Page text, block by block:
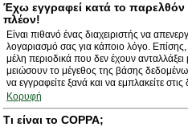
Έχω εγγραφεί κατά το
πλέον!
Είναι πιθανό ένας διαχειριστής να
λογαριασμό σας για κάποιο λόγο.
μέλη περιοδικά που δεν έχουν
μειώσουν το μέγεθος της βάσης
να εγγραφείτε ξανά και να εμπλακείτε
Κορυφή
Τι είναι το COPPA;